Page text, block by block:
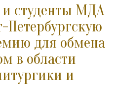
и студенты МДА
Петербургскую
для обмена
в области
и